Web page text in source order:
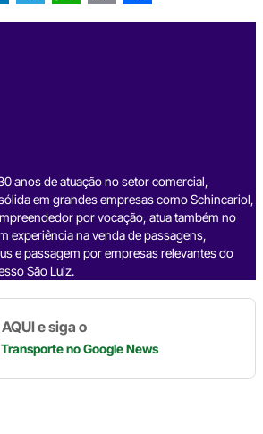
T
a
m
W
p
p
C
n
k
S
anos de atuação no setor comercial,
em grandes empresas como Schincariol,
por vocação, atua também no
experiência na venda de passagens,
e passagem por empresas relevantes do
São Luiz.
e siga o
Transporteno Google News